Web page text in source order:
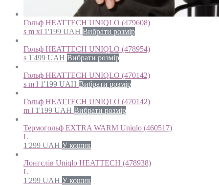
Гольф HEATTECH UNIQLO (479608)
s m xl 1'199 UAH Вибрати розмір
Гольф HEATTECH UNIQLO (478954)
s 1'499 UAH Вибрати розмір
Гольф HEATTECH UNIQLO (470142)
s m l 1'199 UAH Вибрати розмір
Гольф HEATTECH UNIQLO (470142)
m l 1'199 UAH Вибрати розмір
Термогольф EXTRA WARM Uniqlo (460517)
L
1'299 UAH У кошик
Лонгслів Uniqlo HEATTECH (478938)
L
1'299 UAH У кошик